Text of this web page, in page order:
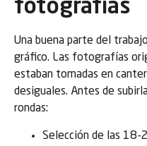
fotografías
Una buena parte del
gráfico. Las fotografías
estaban tomadas en
desiguales. Antes de
rondas:
Selección de las 18-